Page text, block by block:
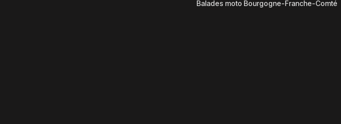
Balades moto Bourgogne-Franche-Comté